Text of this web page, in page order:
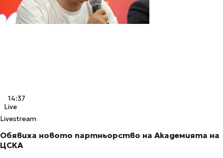
14:37
Live
Livestream
Обявиха новото партньорство на Академията на
ЦСКА